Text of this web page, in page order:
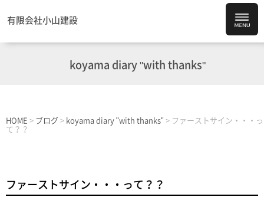
有限会社小山建設
koyama diary "with thanks"
HOME > ブログ > koyama diary "with thanks" > ファーストサイン・・・っ
て？？
ファーストサイン・・・って？？